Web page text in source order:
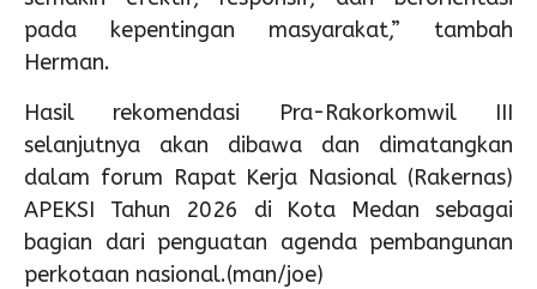
pada kepentingan masyarakat,” tambah
Herman.
Hasil rekomendasi Pra-Rakorkomwil III
selanjutnya akan dibawa dan dimatangkan
dalam forum Rapat Kerja Nasional (Rakernas)
APEKSI Tahun 2026 di Kota Medan sebagai
bagian dari penguatan agenda pembangunan
perkotaan nasional.(man/joe)